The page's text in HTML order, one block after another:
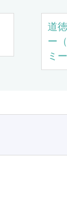
道
ー
ミー